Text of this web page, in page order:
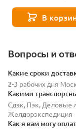
В
Вопросы и
Какие сроки
2-3 рабочих дня
Какими
Сдэк, Пэк, Деловые
Желдорэкспедиция
Как я вам могу